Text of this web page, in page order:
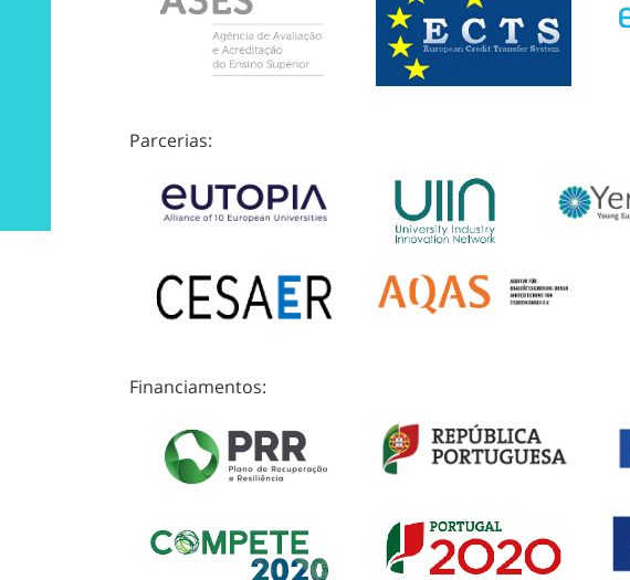
Parcerias:
Financiamentos: